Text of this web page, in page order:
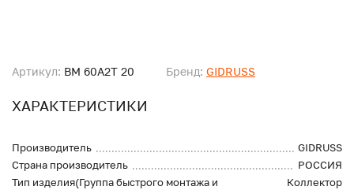
Артикул: BM 60A2T 20 Бренд: GIDRUSS
ХАРАКТЕРИСТИКИ
Производитель
GIDRUSS
Страна производитель
РОССИЯ
Тип изделия(Группа быстрого монтажа и
Коллектор